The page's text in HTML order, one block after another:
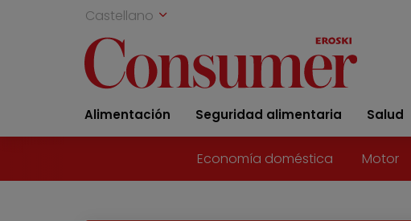
Castellano
Alimentación Seguridad alimentaria Salud
Economía doméstica Motor